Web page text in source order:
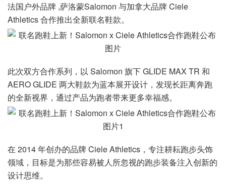
法国户外品牌 ,萨洛蒙Salomon 与加拿大品牌 Ciele
Athletics 合作推出全新联名鞋款。
此次双方合作系列，以 Salomon 旗下 GLIDE MAX TR 和
AERO GLIDE 两大鞋款为蓝本展开设计，发现长距离奔跑
的全新视界，通过产品为跑者带来更多幸福感。
在 2014 年创办的品牌 Ciele Athletics，专注耕耘跑步头饰
领域，目标是为那些容易被人所忽视的跑步装备注入创新的
设计思维。